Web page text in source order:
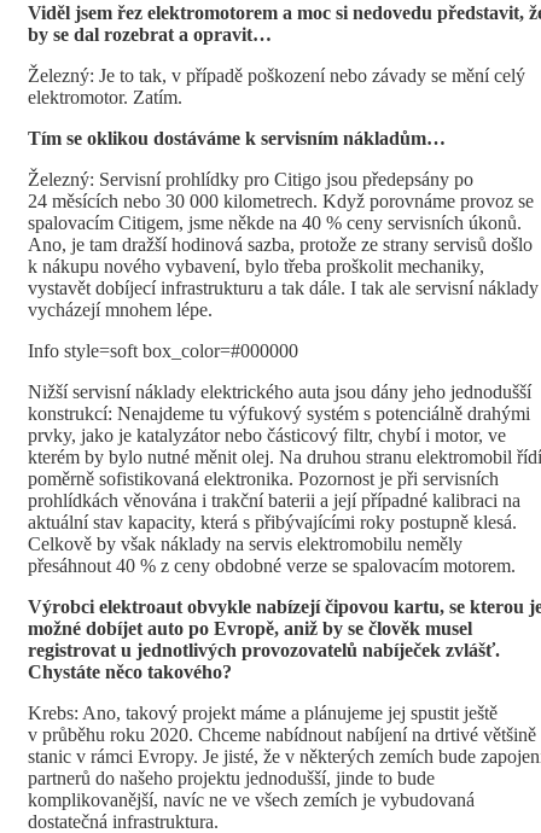
Viděl jsem řez elektromotorem a moc si nedovedu představit,
by se dal rozebrat a opravit…
Železný: Je to tak, v případě poškození nebo závady se mění celý
elektromotor. Zatím.
Tím se oklikou dostáváme k servisním nákladům…
Železný: Servisní prohlídky pro Citigo jsou předepsány po
24 měsících nebo 30 000 kilometrech. Když porovnáme provoz se
spalovacím Citigem, jsme někde na 40 % ceny servisních úkonů.
Ano, je tam dražší hodinová sazba, protože ze strany servisů došlo
k nákupu nového vybavení, bylo třeba proškolit mechaniky,
vystavět dobíjecí infrastrukturu a tak dále. I tak ale servisní náklady
vycházejí mnohem lépe.
Info style=soft box_color=#000000
Nižší servisní náklady elektrického auta jsou dány jeho jednodušší
konstrukcí: Nenajdeme tu výfukový systém s potenciálně drahými
prvky, jako je katalyzátor nebo částicový filtr, chybí i motor, ve
kterém by bylo nutné měnit olej. Na druhou stranu elektromobil řídí
poměrně sofistikovaná elektronika. Pozornost je při servisních
prohlídkách věnována i trakční baterii a její případné kalibraci na
aktuální stav kapacity, která s přibývajícími roky postupně klesá.
Celkově by však náklady na servis elektromobilu neměly
přesáhnout 40 % z ceny obdobné verze se spalovacím motorem.
Výrobci elektroaut obvykle nabízejí čipovou kartu, se kterou
možné dobíjet auto po Evropě, aniž by se člověk musel
registrovat u jednotlivých provozovatelů nabíječek zvlášť.
Chystáte něco takového?
Krebs: Ano, takový projekt máme a plánujeme jej spustit ještě
v průběhu roku 2020. Chceme nabídnout nabíjení na drtivé většině
stanic v rámci Evropy. Je jisté, že v některých zemích bude
partnerů do našeho projektu jednodušší, jinde to bude
komplikovanější, navíc ne ve všech zemích je vybudovaná
dostatečná infrastruktura.